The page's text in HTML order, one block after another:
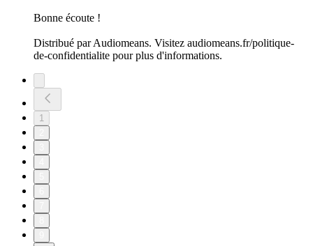
Bonne écoute !
Distribué par Audiomeans. Visitez audiomeans.fr/politique-
de-confidentialite pour plus d'informations.
1